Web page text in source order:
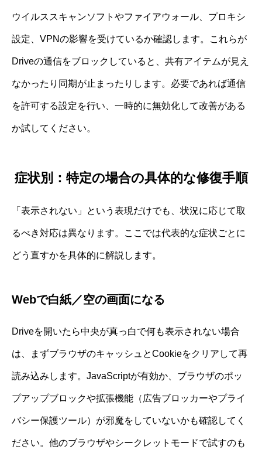
ウイルススキャンソフトやファイアウォール、プロキシ
設定、VPNの影響を受けているか確認します。これらが
Driveの通信をブロックしていると、共有アイテムが見え
なかったり同期が止まったりします。必要であれば通信
を許可する設定を行い、一時的に無効化して改善がある
か試してください。
症状別：特定の場合の具体的な修復手順
「表示されない」という表現だけでも、状況に応じて取
るべき対応は異なります。ここでは代表的な症状ごとに
どう直すかを具体的に解説します。
Webで白紙／空の画面になる
Driveを開いたら中央が真っ白で何も表示されない場合
は、まずブラウザのキャッシュとCookieをクリアして再
読み込みします。JavaScriptが有効か、ブラウザのポッ
プアップブロックや拡張機能（広告ブロッカーやプライ
バシー保護ツール）が邪魔をしていないかも確認してく
ださい。他のブラウザやシークレットモードで試すのも